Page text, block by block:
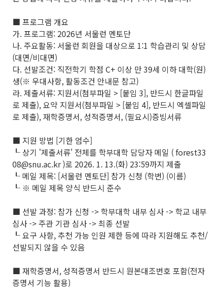
■ 프로그램 개요
가. 프로그램: 2026년 서울런 멘토단
나. 주요활동: 서울런 회원을 대상으로 1:1 학습관리 및 상담
(대면/비대면)
다. 선발조건: 직전학기 학점 C+ 이상 만 39세 이하 대학(원)
생(※ 우대사항, 활동조건 안내문 참고)
라. 제출서류: 지원서(첨부파일 > [붙임 3], 반드시 한글파일
로 제출), 요약 지원서(첨부파일 > [붙임 4], 반드시 엑셀파일
로 제출), 재학증명서, 성적증명서, (필요시)증빙서류
■ 지원 방법 [기한 엄수]
┖ 상기 '제출서류' 전체를 학부대학 담당자 메일 ( forest33
08@snu.ac.kr )로 2026. 1. 13.(화) 23:59까지 제출
┖ 메일 제목: [서울런 멘토단] 참가 신청 (학번) (이름)
┖ ※ 메일 제목 양식 반드시 준수
■ 선발 과정: 참가 신청 -> 학부대학 내부 심사 -> 학교 내부
심사 -> 주관 기관 심사 -> 최종 선발
┖ 요구 사항, 추천 가능 인원 제한 등에 따라 지원해도 추천/
선발되지 않을 수 있음
■ 재학증명서, 성적증명서 반드시 원본대조번호 포함(전자
증명서 기능 활용)